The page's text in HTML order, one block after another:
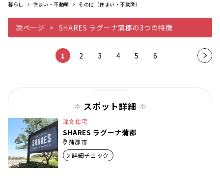
暮らし
住まい・不動産 その他（住まい・不動産）
次ページ SHARES ラグーナ蒲郡の3つの特徴
1 2 3 4 5 6
次の
スポット詳細
注文住宅
SHARES ラグーナ蒲郡
蒲郡市
詳細チェック